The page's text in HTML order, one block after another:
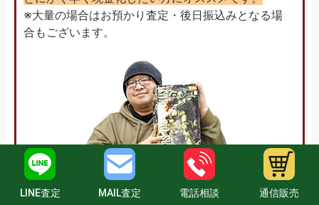
※大量の場合はお預かり査定・後日振込みとなる場
合もございます。
LINE査定 MAIL査定 電話相談 通信販売